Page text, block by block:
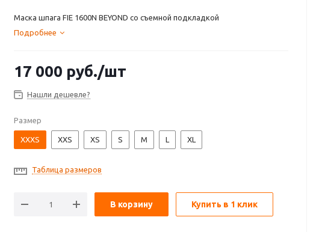
Маска шпага FIE 1600N BEYOND со съемной подкладкой
Подробнее
17 000 руб./шт
Нашли дешевле?
Размер
XXXS XXS XS S M L XL
Таблица размеров
В корзину Купить в 1 клик